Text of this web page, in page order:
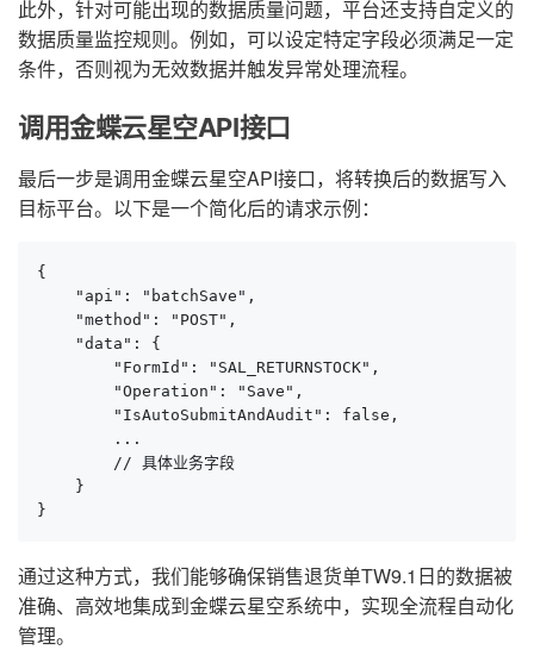
此外，针对可能出现的数据质量问题，平台还支持自定义的
数据质量监控规则。例如，可以设定特定字段必须满足一定
条件，否则视为无效数据并触发异常处理流程。
调用金蝶云星空API接口
最后一步是调用金蝶云星空API接口，将转换后的数据写入
目标平台。以下是一个简化后的请求示例：
{
    "api": "batchSave",
    "method": "POST",
    "data": {
        "FormId": "SAL_RETURNSTOCK",
        "Operation": "Save",
        "IsAutoSubmitAndAudit": false,
        ...
        // 具体业务字段
    }
}
通过这种方式，我们能够确保销售退货单TW9.1日的数据被
准确、高效地集成到金蝶云星空系统中，实现全流程自动化
管理。